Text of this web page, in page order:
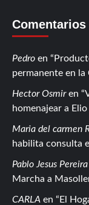
Pedro en
permanente en
Hector Osmiren
homenajear a Elio
Maria del carmen
habilita consulta
Pablo Jesus
Marcha a
CARLA en
El